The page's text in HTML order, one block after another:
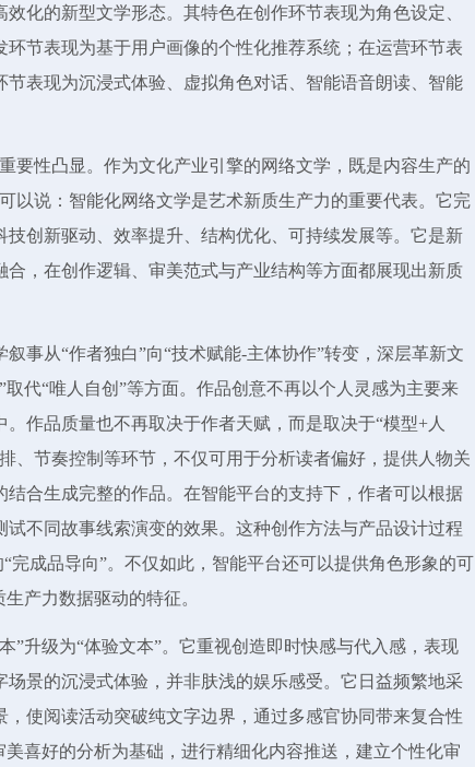
化的新型文学形态。其特色在创作环节表现为角色设定、
节表现为基于用户画像的个性化推荐系统；在运营环节表
表现为沉浸式体验、虚拟角色对话、智能语音朗读、智能
要性凸显。作为文化产业引擎的网络文学，既是内容生产的
说：智能化网络文学是艺术新质生产力的重要代表。它完
创新驱动、效率提升、结构优化、可持续发展等。它是新
，在创作逻辑、审美范式与产业结构等方面都展现出新质
事从“作者独白”向“技术赋能-主体协作”转变，深层革新文
代“唯人自创”等方面。作品创意不再以个人灵感为主要来
作品质量也不再取决于作者天赋，而是取决于“模型+人
、节奏控制等环节，不仅可用于分析读者偏好，提供人物关
合生成完整的作品。在智能平台的支持下，作者可以根据
不同故事线索演变的效果。这种创作方法与产品设计过程
完成品导向”。不仅如此，智能平台还可以提供角色形象的可
产力数据驱动的特征。
”升级为“体验文本”。它重视创造即时快感与代入感，表现
景的沉浸式体验，并非肤浅的娱乐感受。它日益频繁地采
使阅读活动突破纯文字边界，通过多感官协同带来复合性
喜好的分析为基础，进行精细化内容推送，建立个性化审